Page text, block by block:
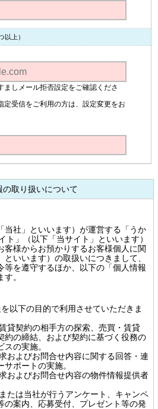
以上）
しメール拒否設定をご確認くださ
受信をご利用の方は、設定変更をお
の取り扱いについて
当社」といいます）が運営する「うか
ト」（以下「当サイト」といいます）
客様からお預かりするお客様個人に関
いいます）の取扱いにつきまして、
等を遵守するほか、以下の「個人情報
。
以下の目的で利用させていただきま
貸契約の相手方の探索、売買・賃貸
約の締結、および契約に基づく役務の
の実施。
およびお問合せ内容に関する回答・連
ポートの実施。
およびお問合せ内容の物件情報提供者
たは当社が行うアンケート、キャンペ
の案内、応募受付、プレゼント等の発